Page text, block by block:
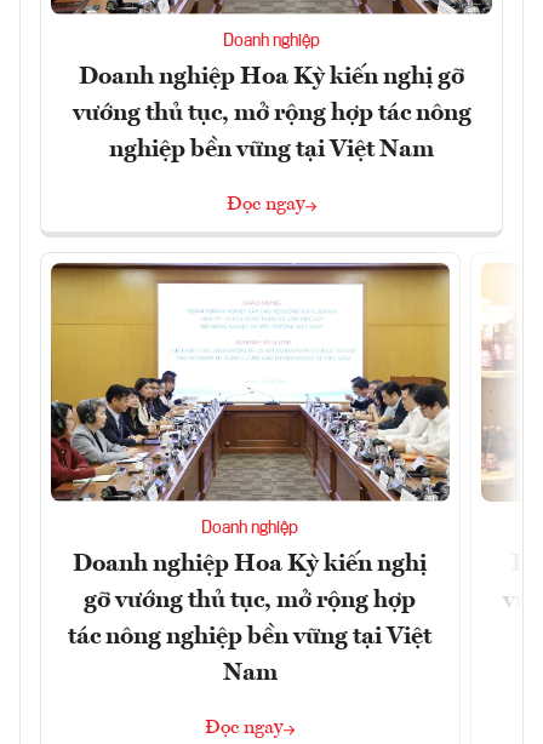
Doanh nghiệp
Doanh nghiệp Hoa Kỳ kiến nghị gỡ
vướng thủ tục, mở rộng hợp tác nông
nghiệp bền vững tại Việt Nam
Đọc ngay
Doanh nghiệp
Doanh nghiệp Hoa Kỳ kiến nghị
gỡ vướng thủ tục, mở rộng hợp
tác nông nghiệp bền vững tại Việt
Nam
Đọc ngay